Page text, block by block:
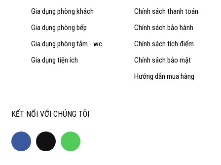
Gia dụng phòng khách
Gia dụng phòng bếp
Gia dụng phòng tắm - wc
Gia dụng tiện ích
Chính sách thanh toán
Chính sách bảo hành
Chính sách tích điểm
Chính sách bảo mật
Hướng dẫn mua hàng
KẾT NỐI VỚI CHÚNG TÔI